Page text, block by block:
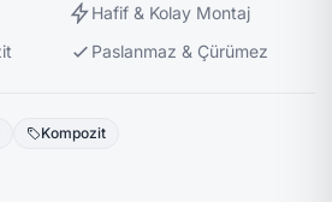
Hafif & Kolay Montaj
Paslanmaz & Çürümez
Kompozit